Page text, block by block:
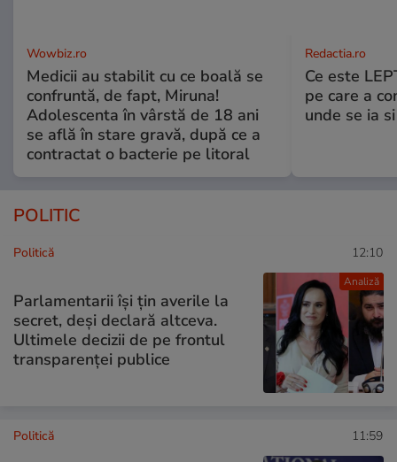
Wowbiz.ro
Medicii au stabilit cu ce boală se
confruntă, de fapt, Miruna!
Adolescenta în vârstă de 18 ani
se află în stare gravă, după ce a
contractat o bacterie pe litoral
Redactia.ro
Ce este
pe care a
unde se ia
POLITIC
Analiză
Politică 12:10
Parlamentarii își țin averile la
secret, deși declară altceva.
Ultimele decizii de pe frontul
transparenței publice
Politică 11:59